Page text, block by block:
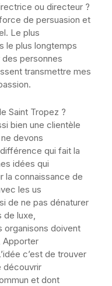
ou directeur ?
de persuasion et
Le plus
le plus longtemps
personnes
transmettre mes
Saint Tropez ?
bien une clientèle
devons
qui fait la
idées qui
la connaissance de
les us
de ne pas dénaturer
de luxe,
organisons doivent
Apporter
c’est de trouver
découvrir
et dont